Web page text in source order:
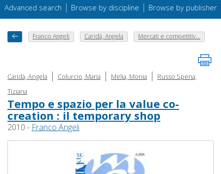
Advanced search | Browse by discipline | Browse by publisher
Franco Angeli Caridà, Angela Mercati e competitiv...
Caridà, Angela | Colurcio, Maria | Melia, Monia |
Russo Spena,
Tiziana
Tempo e spazio per la value co-
creation : il temporary shop
2010 - Franco Angeli